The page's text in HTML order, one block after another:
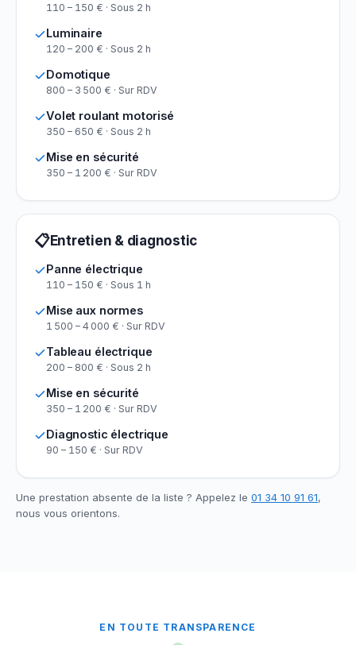
110 – 150 € · Sous 2 h
Luminaire
120 – 200 € · Sous 2 h
Domotique
800 – 3 500 € · Sur RDV
Volet roulant motorisé
350 – 650 € · Sous 2 h
Mise en sécurité
350 – 1 200 € · Sur RDV
📋Entretien & diagnostic
Panne électrique
110 – 150 € · Sous 1 h
Mise aux normes
1 500 – 4 000 € · Sur RDV
Tableau électrique
200 – 800 € · Sous 2 h
Mise en sécurité
350 – 1 200 € · Sur RDV
Diagnostic électrique
90 – 150 € · Sur RDV
Une prestation absente de la liste ? Appelez le 01 34 10 91 61,
nous vous orientons.
EN TOUTE TRANSPARENCE